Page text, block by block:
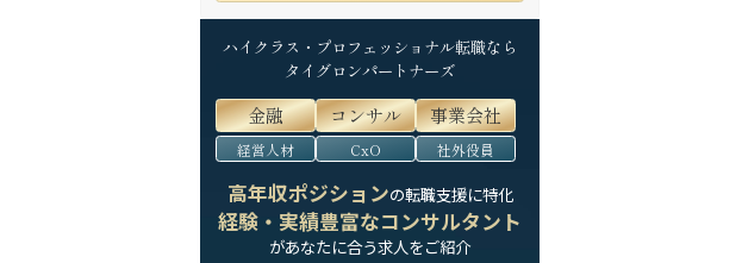
ハイクラス・プロフェッショナル転職なら
タイグロンパートナーズ
金融 コンサル 事業会社
経営人材 CxO 社外役員
高年収ポジションの転職支援に特化
経験・実績豊富なコンサルタント
があなたに合う求人をご紹介